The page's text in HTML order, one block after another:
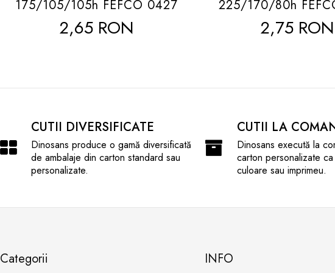
175/105/105h FEFCO 0427
2,65 RON
225/170/80h
2,75 RON
CUTII DIVERSIFICATE
Dinosans produce o gamă diversificată
de ambalaje din carton standard sau
personalizate.
CUTII LA
Dinosans execută la
carton personalizate
culoare sau imprimeu.
Categorii INFO